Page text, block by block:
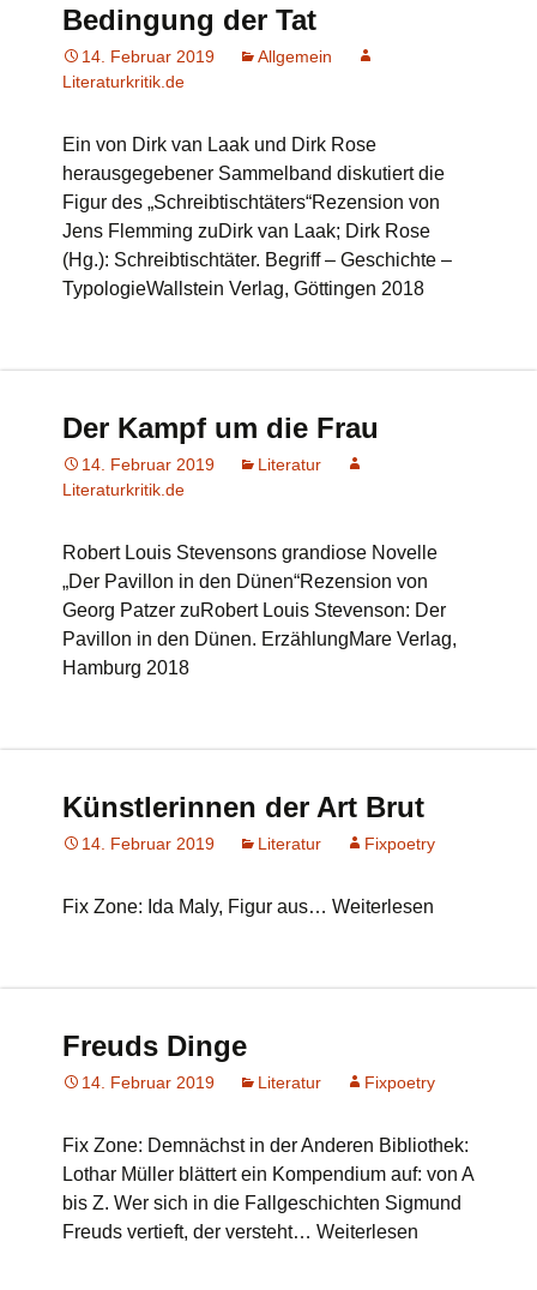
Bedingung der Tat
14. Februar 2019
Allgemein
Literaturkritik.de
Ein von Dirk van Laak und Dirk Rose
herausgegebener Sammelband diskutiert die
Figur des „Schreibtischtäters“Rezension von
Jens Flemming zuDirk van Laak; Dirk Rose
(Hg.): Schreibtischtäter. Begriff – Geschichte –
TypologieWallstein Verlag, Göttingen 2018
Der Kampf um die Frau
14. Februar 2019
Literatur
Literaturkritik.de
Robert Louis Stevensons grandiose Novelle
„Der Pavillon in den Dünen“Rezension von
Georg Patzer zuRobert Louis Stevenson: Der
Pavillon in den Dünen. ErzählungMare Verlag,
Hamburg 2018
Künstlerinnen der Art Brut
14. Februar 2019 Literatur Fixpoetry
Fix Zone: Ida Maly, Figur aus… Weiterlesen
Freuds Dinge
14. Februar 2019 Literatur Fixpoetry
Fix Zone: Demnächst in der Anderen Bibliothek:
Lothar Müller blättert ein Kompendium auf: von A
bis Z. Wer sich in die Fallgeschichten Sigmund
Freuds vertieft, der versteht… Weiterlesen